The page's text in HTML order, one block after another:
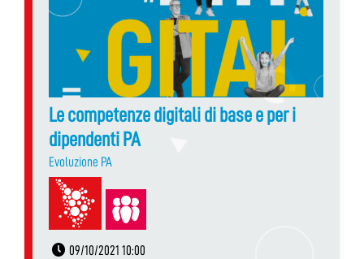
Le competenze digitali di base e per i
dipendenti PA
Evoluzione PA
09/10/2021 10:00